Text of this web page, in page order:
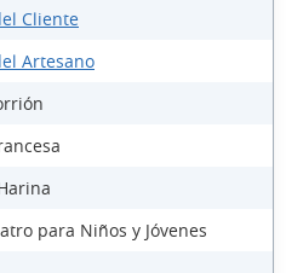
Cliente
Artesano
para Niños y Jóvenes